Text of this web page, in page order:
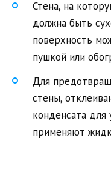
Стена, на
должна быть
поверхность
пушкой или
Для
стены,
конденсата для
применяют